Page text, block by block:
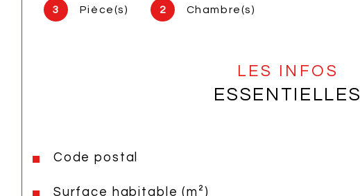
3 Pièce(s) 2 Chambre(s)
LES INFOS
ESSENTIELLES
Caractéristiques Valeurs
Code postal
Surface habitable (m²)